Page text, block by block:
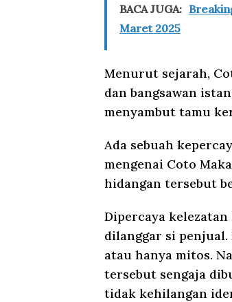
BACA JUGA:
Maret 2025
Menurut sejarah,
dan bangsawan
menyambut tamu
Ada sebuah
mengenai Coto
hidangan tersebut
Dipercaya
dilanggar si
atau hanya mitos.
tersebut sengaja
tidak kehilangan